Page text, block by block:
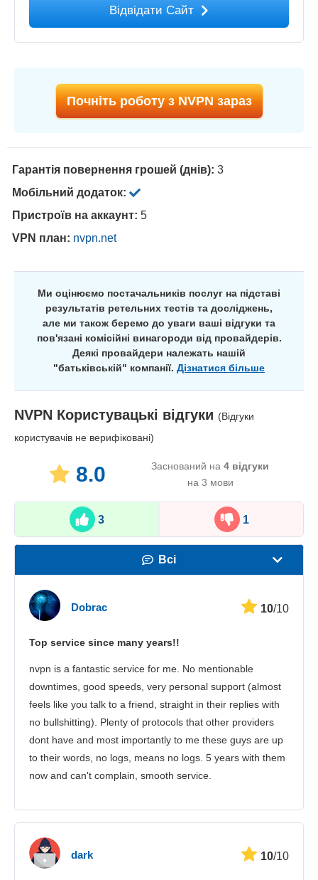
Відвідати Сайт
Почніть роботу з NVPN зараз
Гарантія повернення грошей (днів): 3
Мобільний додаток:
Пристроїв на аккаунт: 5
VPN план: nvpn.net
Ми оцінюємо постачальників послуг на підставі
результатів ретельних тестів та досліджень,
але ми також беремо до уваги ваші відгуки та
пов'язані комісійні винагороди від провайдерів.
Деякі провайдери належать нашій
"батьківській" компанії. Дізнатися більше
NVPN Користувацькі відгуки (Відгуки
користувачів не верифіковані)
8.0 Заснований на 4 відгуки
на 3 мови
3 1
Всі
Безпека
Підтримка клієнтів
Dobrac 10/10
Top service since many years!!
nvpn is a fantastic service for me. No mentionable
downtimes, good speeds, very personal support (almost
feels like you talk to a friend, straight in their replies with
no bullshitting). Plenty of protocols that other providers
dont have and most importantly to me these guys are up
to their words, no logs, means no logs. 5 years with them
now and can't complain, smooth service.
dark 10/10